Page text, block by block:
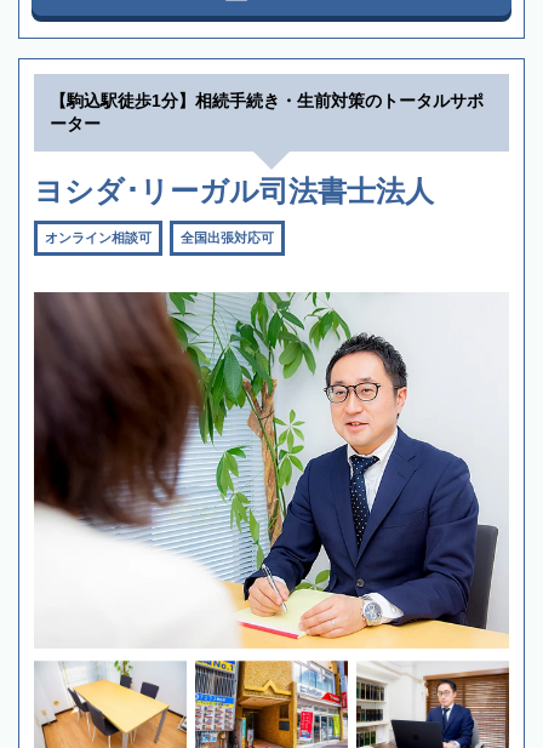
【駒込駅徒歩1分】相続手続き・生前対策のトータルサポ
ーター
ヨシダ･リーガル司法書士法人
オンライン相談可 全国出張対応可